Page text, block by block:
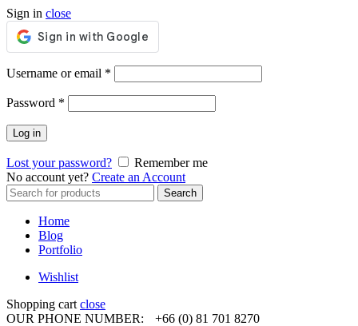
Sign in close
Username or email *
Password *
Log in
Lost your password?
Remember me
No account yet? Create an Account
Search
for:
Search
Home
Blog
Portfolio
Wishlist
Shopping cart close
OUR PHONE NUMBER:
+66 (0) 81 701 8270